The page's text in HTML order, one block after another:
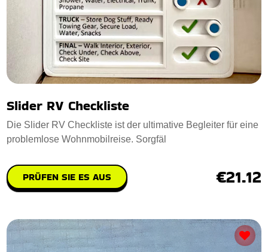
Slider RV Checkliste
Die Slider RV Checkliste ist der ultimative Begleiter für eine
problemlose Wohnmobilreise. Sorgfäl
PRÜFEN SIE ES AUS €21.12